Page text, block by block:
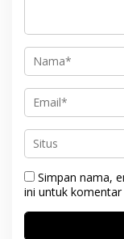
Simpan nama,
ini untuk komentar